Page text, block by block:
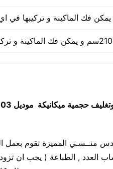
حجمية ميكانيكة
ماركة المهندس منــسـي المميزة تقوم
العدد , الطباعة ( يجب ان